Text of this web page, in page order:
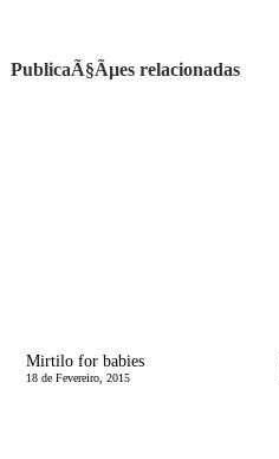
PublicaÃ§Ãµes relacionadas
Mirtilo for babies
18 de Fevereiro, 2015